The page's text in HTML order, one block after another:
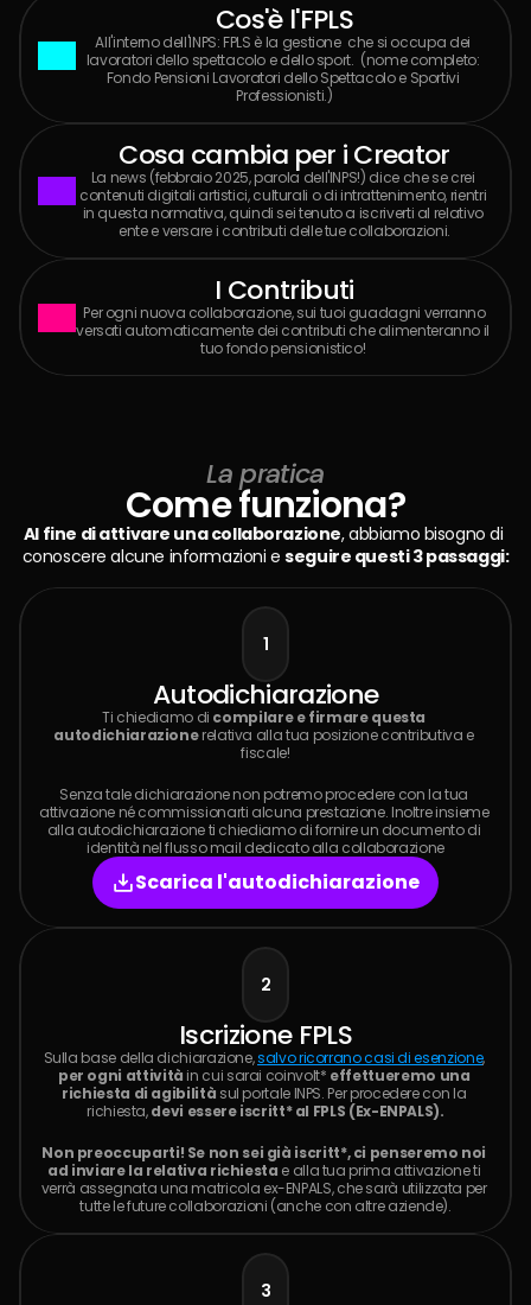
Cos'è l'FPLS
All'interno dell'INPS: FPLS è la gestione  che si occupa dei
lavoratori dello spettacolo e dello sport.  (nome completo:
Fondo Pensioni Lavoratori dello Spettacolo e Sportivi
Professionisti.)
Cosa cambia per i Creator
La news (febbraio 2025, parola dell'INPS!) dice che se crei
contenuti digitali artistici, culturali o di intrattenimento, rientri
in questa normativa, quindi sei tenuto a iscriverti al relativo
ente e versare i contributi delle tue collaborazioni.
I Contributi
versati automaticamente dei contributi che alimenteranno il
tuo fondo pensionistico!
La pratica
Come funziona?
Al fine di attivare una collaborazione, abbiamo bisogno di
conoscere alcune informazioni e seguire questi 3 passaggi:
1
Autodichiarazione
Ti chiediamo di compilare e firmare questa
autodichiarazione relativa alla tua posizione contributiva e
fiscale!
Senza tale dichiarazione non potremo procedere con la tua
attivazione né commissionarti alcuna prestazione. Inoltre insieme
alla autodichiarazione ti chiediamo di fornire un documento di
identità nel flusso mail dedicato alla collaborazione
Scarica l'autodichiarazione
2
Iscrizione FPLS
Sulla base della dichiarazione, salvo ricorrano casi di esenzione,
per ogni attività in cui sarai coinvolt* effettueremo una
richiesta di agibilità sul portale INPS. Per procedere con la
richiesta, devi essere iscritt* al FPLS (Ex-ENPALS).
Non preoccuparti! Se non sei già iscritt*, ci penseremo noi
ad inviare la relativa richiesta e alla tua prima attivazione ti
verrà assegnata una matricola ex-ENPALS, che sarà utilizzata per
tutte le future collaborazioni (anche con altre aziende).
3